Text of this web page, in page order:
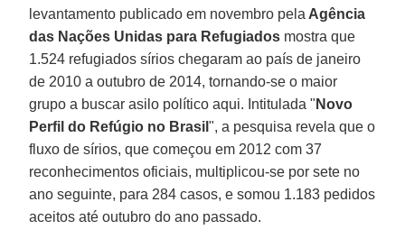
levantamento publicado em novembro pela Agência
das Nações Unidas para Refugiados mostra que
1.524 refugiados sírios chegaram ao país de janeiro
de 2010 a outubro de 2014, tornando-se o maior
grupo a buscar asilo político aqui. Intitulada " Novo
Perfil do Refúgio no Brasil", a pesquisa revela que o
fluxo de sírios, que começou em 2012 com 37
reconhecimentos oficiais, multiplicou-se por sete no
ano seguinte, para 284 casos, e somou 1.183 pedidos
aceitos até outubro do ano passado.